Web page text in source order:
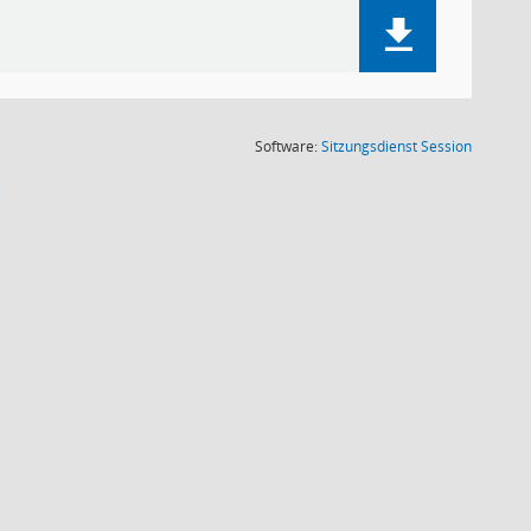
Software:SitzungsdienstSession(Wird in